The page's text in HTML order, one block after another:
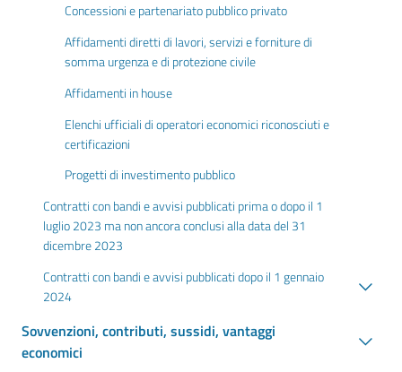
Concessioni e partenariato pubblico privato
Affidamenti diretti di lavori, servizi e forniture di
somma urgenza e di protezione civile
Affidamenti in house
Elenchi ufficiali di operatori economici riconosciuti e
certificazioni
Progetti di investimento pubblico
Contratti con bandi e avvisi pubblicati prima o dopo il 1
luglio 2023 ma non ancora conclusi alla data del 31
dicembre 2023
Contratti con bandi e avvisi pubblicati dopo il 1 gennaio
2024
Sovvenzioni, contributi, sussidi, vantaggi
economici